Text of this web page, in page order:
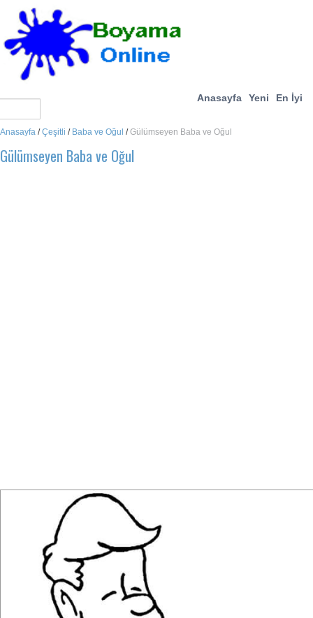
Anasayfa Yeni En İyi
Anasayfa /Çeşitli / Baba ve Oğul /Gülümseyen Baba ve Oğul
Gülümseyen Baba ve Oğul